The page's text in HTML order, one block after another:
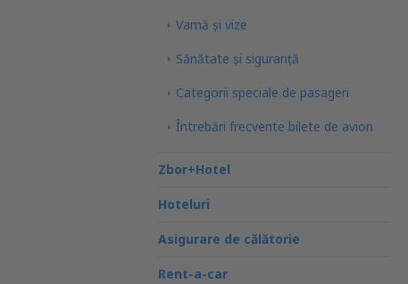
Vamă și vize
Sănătate și siguranță
Categorii speciale de pasageri
Întrebări frecvente bilete de avion
Zbor+Hotel
Hoteluri
Asigurare de călătorie
Rent-a-car